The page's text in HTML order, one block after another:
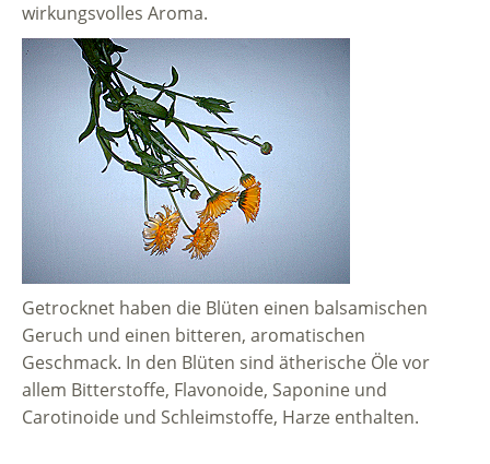
wirkungsvolles Aroma.
Getrocknet haben die Blüten einen balsamischen
Geruch und einen bitteren, aromatischen
Geschmack. In den Blüten sind ätherische Öle vor
allem Bitterstoffe, Flavonoide, Saponine und
Carotinoide und Schleimstoffe, Harze enthalten.